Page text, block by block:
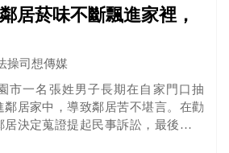
居菸味不斷飄進家裡，
操司想傳媒
市一名張姓男子長期在自家門口抽
居家中，導致鄰居苦不堪言。在勸
決定蒐證提起民事訴訟，最後桃園